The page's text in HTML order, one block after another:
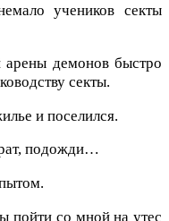
учеников секты
демонов быстро
секты.
и поселился.
подожди…
пойти со мной на утес